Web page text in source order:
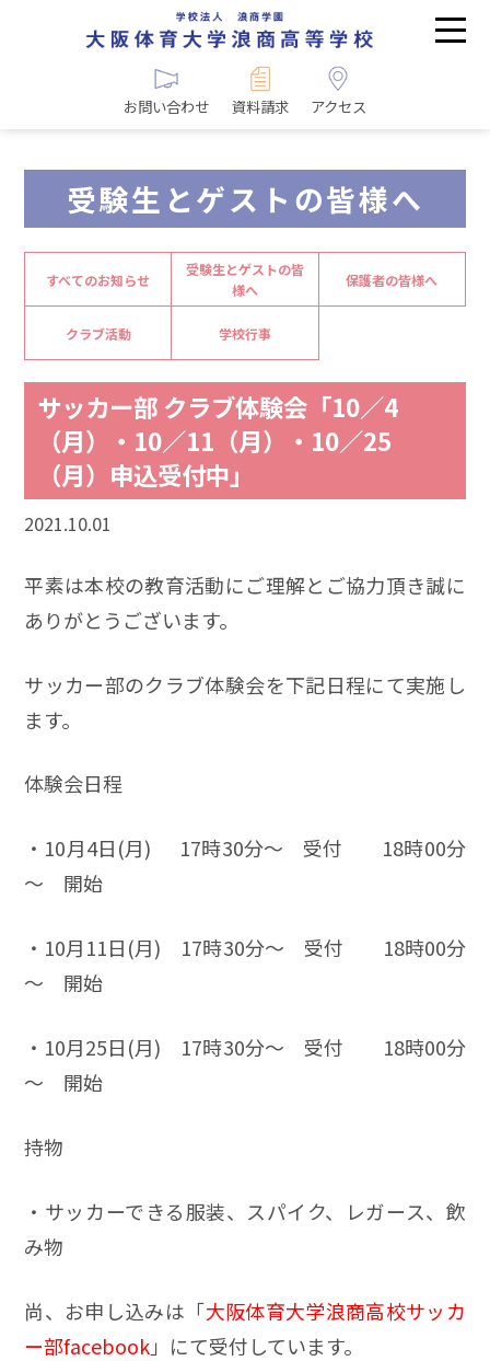
お問い合わせ 資料請求 アクセス
受験生とゲストの皆様へ
すべてのお知らせ
受験生とゲストの皆
様へ
保護者の皆様へ
クラブ活動 学校行事
サッカー部 クラブ体験会「10／4
（月）・10／11（月）・10／25
（月）申込受付中」
2021.10.01
平素は本校の教育活動にご理解とご協力頂き誠に
ありがとうございます。
サッカー部のクラブ体験会を下記日程にて実施し
ます。
体験会日程
・10月4日(月) 17時30分～ 受付 18時00分
～ 開始
・10月11日(月) 17時30分～ 受付 18時00分
～ 開始
・10月25日(月) 17時30分～ 受付 18時00分
～ 開始
持物
・サッカーできる服装、スパイク、レガース、飲
み物
尚、お申し込みは「大阪体育大学浪商高校サッカ
ー部facebook」にて受付しています。